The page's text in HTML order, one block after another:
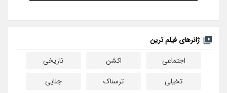
ژانرهای فیلم ترین
اجتماعی
اکشن
تاریخی
تخیلی
ترسناک
جنایی